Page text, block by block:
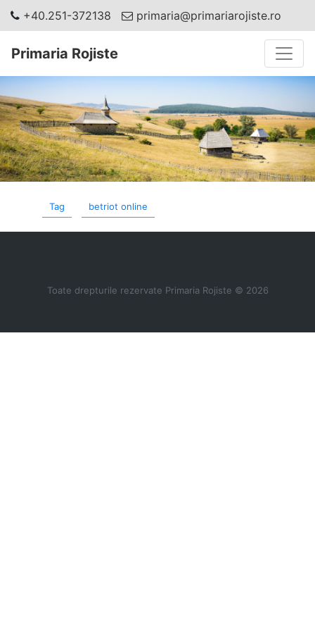
+40.251-372138 primaria@primariarojiste.ro
Primaria Rojiste
Tag betriot online
Toate drepturile rezervate Primaria Rojiste © 2026